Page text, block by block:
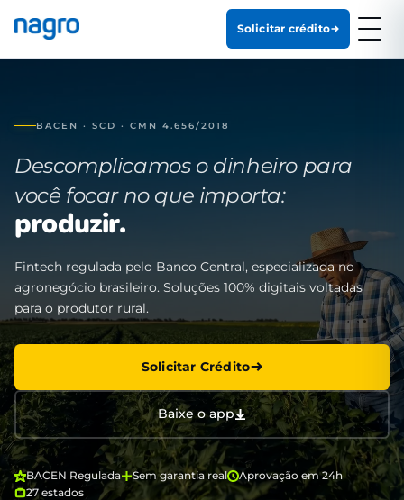
Solicitar crédito
BACEN · SCD · CMN 4.656/2018
Descomplicamos o dinheiro para
você focar no que importa:
produzir.
Fintech regulada pelo Banco Central, especializada no
agronegócio brasileiro. Soluções 100% digitais voltadas
para o produtor rural.
Solicitar Crédito
Baixe o app
BACEN Regulada Sem garantia real
Aprovação em 24h
27 estados